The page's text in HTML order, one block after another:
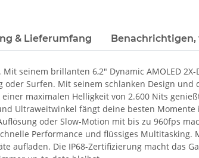
& Lieferumfang
seinem brillanten 6,2" Dynamic AMOLED
Surfen. Mit seinem schlanken Design
maximalen Helligkeit von 2.600 Nits
Ultraweitwinkel fängt deine besten
oder Slow-Motion mit bis zu 960fps
Performance und flüssiges Multitasking.
aufladen. Die IP68-Zertifizierung macht das